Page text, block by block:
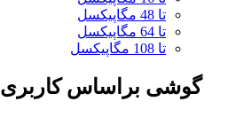
تا 48 مگاپیکسل
تا 64 مگاپیکسل
تا 108 مگاپیکسل
گوشی براساس کاربری